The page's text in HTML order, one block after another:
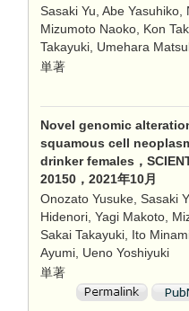
Sasaki Yu, Abe Yasuhiko,
Mizumoto Naoko, Kon
Takayuki, Umehara
単著
Novel genomic
squamous cell
drinker females，
20150，2021年10月
Onozato Yusuke, Sasaki
Hidenori, Yagi Makoto,
Sakai Takayuki, Ito
Ayumi, Ueno Yoshiyuki
単著